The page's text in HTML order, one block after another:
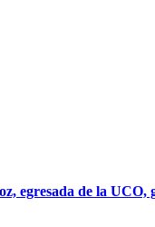
egresada de la UCO,